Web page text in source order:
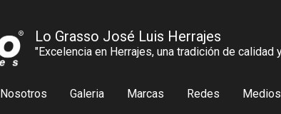
Lo Grasso José Luis Herrajes
"Excelencia en Herrajes, una tradición de calidad
Nosotros Galeria Marcas Redes